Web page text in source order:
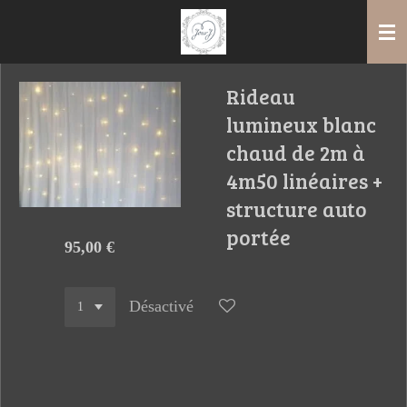
contenu
principal
Rideau
lumineux blanc
chaud de 2m à
4m50 linéaires +
structure auto
portée
95,00 €
Désactivé